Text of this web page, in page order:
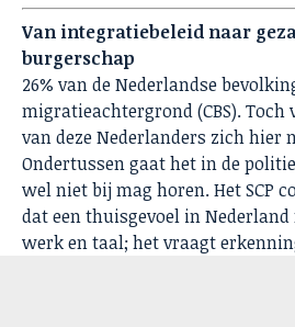
Van integratiebeleid naar
burgerschap
26% van de Nederlandse
migratieachtergrond (CBS). Toch
van deze Nederlanders zich hier
Ondertussen gaat het in de
wel niet bij mag horen. Het SCP
dat een thuisgevoel in
werk en taal; het vraagt